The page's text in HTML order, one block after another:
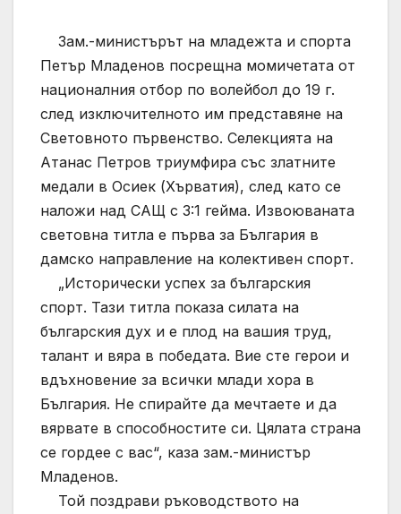
Зам.-министърът на младежта и спорта
Петър Младенов посрещна момичетата от
националния отбор по волейбол до 19 г.
след изключителното им представяне на
Световното първенство. Селекцията на
Атанас Петров триумфира със златните
медали в Осиек (Хърватия), след като се
наложи над САЩ с 3:1 гейма. Извоюваната
световна титла е първа за България в
дамско направление на колективен спорт.
„Исторически успех за българския
спорт. Тази титла показа силата на
българския дух и е плод на вашия труд,
талант и вяра в победата. Вие сте герои и
вдъхновение за всички млади хора в
България. Не спирайте да мечтаете и да
вярвате в способностите си. Цялата страна
се гордее с вас“, каза зам.-министър
Младенов.
Той поздрави ръководството на